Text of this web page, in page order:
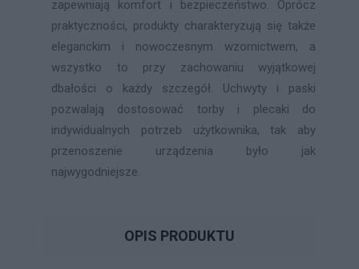
zapewniają komfort i bezpieczeństwo. Oprócz
praktyczności, produkty charakteryzują się także
eleganckim i nowoczesnym wzornictwem, a
wszystko to przy zachowaniu wyjątkowej
dbałości o każdy szczegół. Uchwyty i paski
pozwalają dostosować torby i plecaki do
indywidualnych potrzeb użytkownika, tak aby
przenoszenie urządzenia było jak
najwygodniejsze.
OPIS PRODUKTU